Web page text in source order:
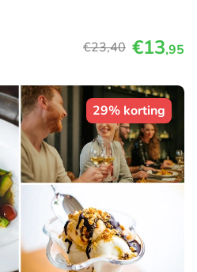
€23,40 €13,95
29% korting